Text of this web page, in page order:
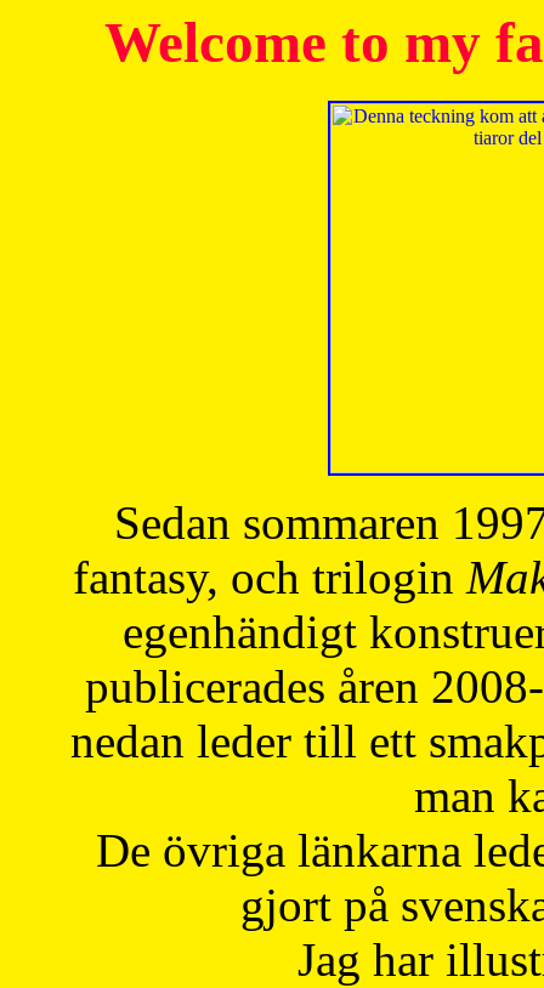
Welcome to my
Sedan sommaren
fantasy, och trilogin
egenhändigt
publicerades åren
nedan leder till ett
man
De övriga länkarna
gjort på
Jag har